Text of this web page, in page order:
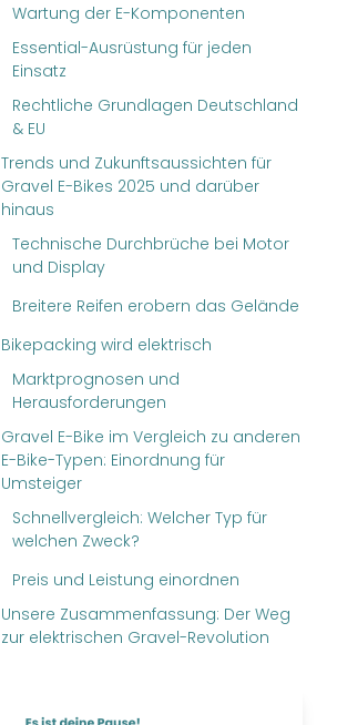
Wartung der E-Komponenten
Essential-Ausrüstung für jeden
Einsatz
Rechtliche Grundlagen Deutschland
& EU
Trends und Zukunftsaussichten für
Gravel E-Bikes 2025 und darüber
hinaus
Technische Durchbrüche bei Motor
und Display
Breitere Reifen erobern das Gelände
Bikepacking wird elektrisch
Marktprognosen und
Herausforderungen
Gravel E-Bike im Vergleich zu anderen
E-Bike-Typen: Einordnung für
Umsteiger
Schnellvergleich: Welcher Typ für
welchen Zweck?
Preis und Leistung einordnen
Unsere Zusammenfassung: Der Weg
zur elektrischen Gravel-Revolution